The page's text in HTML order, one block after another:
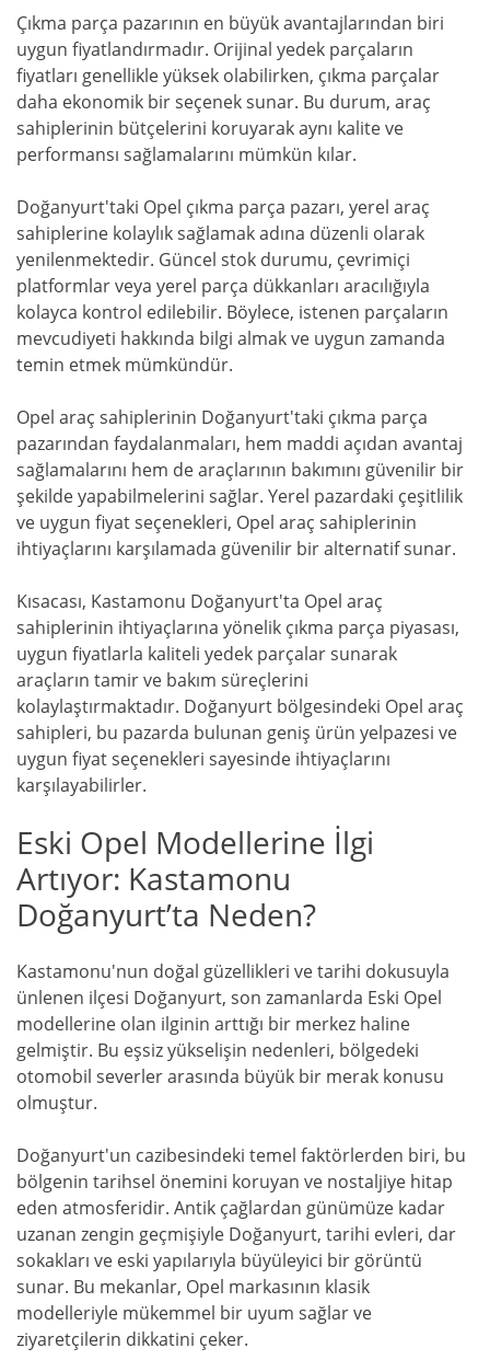
Çıkma parça pazarının en büyük avantajlarından biri
uygun fiyatlandırmadır. Orijinal yedek parçaların
fiyatları genellikle yüksek olabilirken, çıkma parçalar
daha ekonomik bir seçenek sunar. Bu durum, araç
sahiplerinin bütçelerini koruyarak aynı kalite ve
performansı sağlamalarını mümkün kılar.
Doğanyurt'taki Opel çıkma parça pazarı, yerel araç
sahiplerine kolaylık sağlamak adına düzenli olarak
yenilenmektedir. Güncel stok durumu, çevrimiçi
platformlar veya yerel parça dükkanları aracılığıyla
kolayca kontrol edilebilir. Böylece, istenen parçaların
mevcudiyeti hakkında bilgi almak ve uygun zamanda
temin etmek mümkündür.
Opel araç sahiplerinin Doğanyurt'taki çıkma parça
pazarından faydalanmaları, hem maddi açıdan avantaj
sağlamalarını hem de araçlarının bakımını güvenilir bir
şekilde yapabilmelerini sağlar. Yerel pazardaki çeşitlilik
ve uygun fiyat seçenekleri, Opel araç sahiplerinin
ihtiyaçlarını karşılamada güvenilir bir alternatif sunar.
Kısacası, Kastamonu Doğanyurt'ta Opel araç
sahiplerinin ihtiyaçlarına yönelik çıkma parça piyasası,
uygun fiyatlarla kaliteli yedek parçalar sunarak
araçların tamir ve bakım süreçlerini
kolaylaştırmaktadır. Doğanyurt bölgesindeki Opel araç
sahipleri, bu pazarda bulunan geniş ürün yelpazesi ve
uygun fiyat seçenekleri sayesinde ihtiyaçlarını
karşılayabilirler.
Eski Opel Modellerine İlgi
Artıyor: Kastamonu
Doğanyurt’ta Neden?
Kastamonu'nun doğal güzellikleri ve tarihi dokusuyla
ünlenen ilçesi Doğanyurt, son zamanlarda Eski Opel
modellerine olan ilginin arttığı bir merkez haline
gelmiştir. Bu eşsiz yükselişin nedenleri, bölgedeki
otomobil severler arasında büyük bir merak konusu
olmuştur.
Doğanyurt'un cazibesindeki temel faktörlerden biri, bu
bölgenin tarihsel önemini koruyan ve nostaljiye hitap
eden atmosferidir. Antik çağlardan günümüze kadar
uzanan zengin geçmişiyle Doğanyurt, tarihi evleri, dar
sokakları ve eski yapılarıyla büyüleyici bir görüntü
sunar. Bu mekanlar, Opel markasının klasik
modelleriyle mükemmel bir uyum sağlar ve
ziyaretçilerin dikkatini çeker.